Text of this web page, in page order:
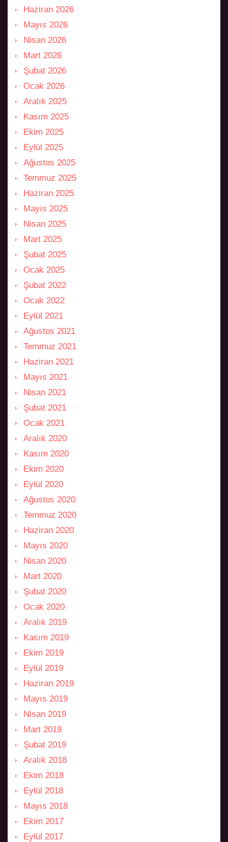
Haziran 2026
Mayıs 2026
Nisan 2026
Mart 2026
Şubat 2026
Ocak 2026
Aralık 2025
Kasım 2025
Ekim 2025
Eylül 2025
Ağustos 2025
Temmuz 2025
Haziran 2025
Mayıs 2025
Nisan 2025
Mart 2025
Şubat 2025
Ocak 2025
Şubat 2022
Ocak 2022
Eylül 2021
Ağustos 2021
Temmuz 2021
Haziran 2021
Mayıs 2021
Nisan 2021
Şubat 2021
Ocak 2021
Aralık 2020
Kasım 2020
Ekim 2020
Eylül 2020
Ağustos 2020
Temmuz 2020
Haziran 2020
Mayıs 2020
Nisan 2020
Mart 2020
Şubat 2020
Ocak 2020
Aralık 2019
Kasım 2019
Ekim 2019
Eylül 2019
Haziran 2019
Mayıs 2019
Nisan 2019
Mart 2019
Şubat 2019
Aralık 2018
Ekim 2018
Eylül 2018
Mayıs 2018
Ekim 2017
Eylül 2017